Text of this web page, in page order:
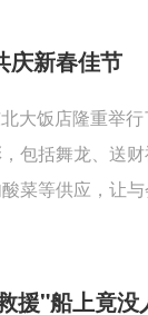
庆新春佳节
大饭店隆重举
包括舞龙、送
菜等供应，让
援"船上竟没